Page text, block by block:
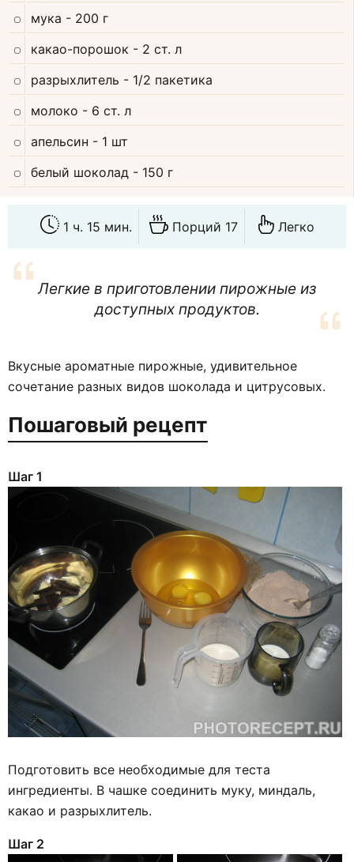
мука - 200 г
какао-порошок - 2 ст. л
разрыхлитель - 1/2 пакетика
молоко - 6 ст. л
апельсин - 1 шт
белый шоколад - 150 г
1 ч. 15 мин. Порций 17 Легко
Легкие в приготовлении пирожные из
доступных продуктов.
Вкусные ароматные пирожные, удивительное
сочетание разных видов шоколада и цитрусовых.
Пошаговый рецепт
Шаг 1
Подготовить все необходимые для теста
ингредиенты. В чашке соединить муку, миндаль,
какао и разрыхлитель.
Шаг 2